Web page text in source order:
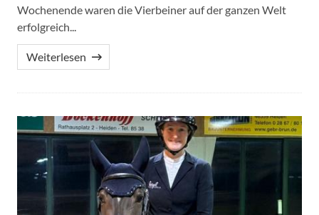
Wochenende waren die Vierbeiner auf der ganzen Welt
erfolgreich...
Weiterlesen